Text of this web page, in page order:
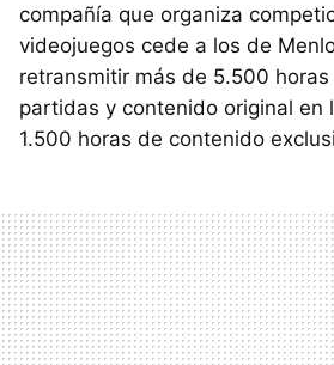
compañía que organiza
videojuegos cede a los de
retransmitir más de 5.500
partidas y contenido original en
1.500 horas de contenido